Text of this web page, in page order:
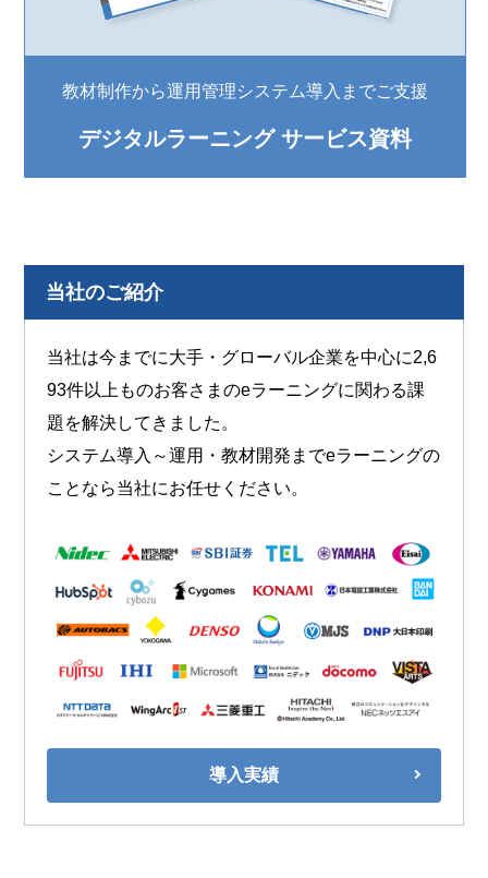
教材制作から運用管理システム導入までご支援
デジタルラーニング サービス資料
当社のご紹介
当社は今までに大手・グローバル企業を中心に2,6
93件以上ものお客さまのeラーニングに関わる課
題を解決してきました。
システム導入～運用・教材開発までeラーニングの
ことなら当社にお任せください。
導入実績